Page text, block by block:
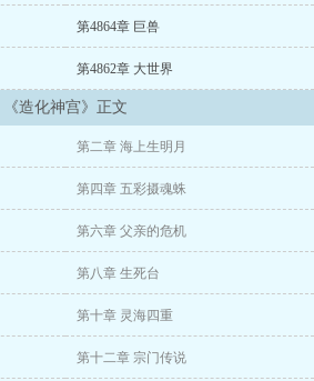
第4864章 巨兽
第4862章 大世界
《造化神宫》正文
第二章 海上生明月
第四章 五彩摄魂蛛
第六章 父亲的危机
第八章 生死台
第十章 灵海四重
第十二章 宗门传说